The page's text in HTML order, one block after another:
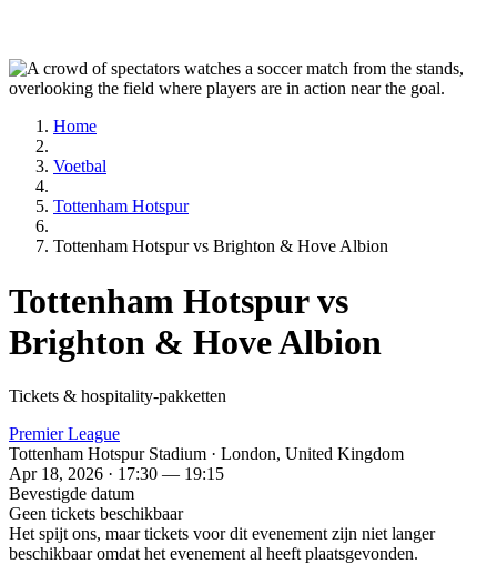
Home
Voetbal
Tottenham Hotspur
Tottenham Hotspur vs Brighton & Hove Albion
Tottenham Hotspur vs
Brighton & Hove Albion
Tickets & hospitality-pakketten
Premier League
Tottenham Hotspur Stadium · London, United Kingdom
Apr 18, 2026 · 17:30 — 19:15
Bevestigde datum
Geen tickets beschikbaar
Het spijt ons, maar tickets voor dit evenement zijn niet langer
beschikbaar omdat het evenement al heeft plaatsgevonden.